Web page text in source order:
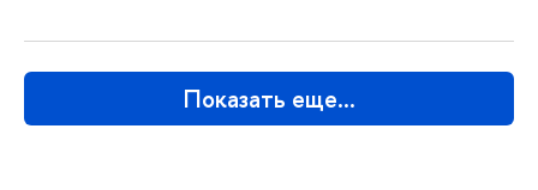
Показать еще…